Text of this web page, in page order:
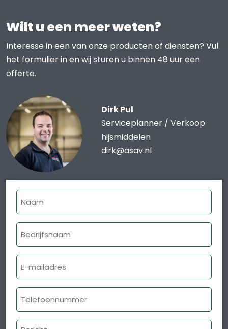
Wilt u een meer weten?
Interesse in een van onze producten of diensten? Vul
het formulier in en wij sturen u binnen 48 uur een
offerte.
Dirk Pul
Serviceplanner / Verkoop
hijsmiddelen
dirk@asav.nl
Naam
Bedrijfsnaam
E-
mailadres
Telefoonnummer
Bericht